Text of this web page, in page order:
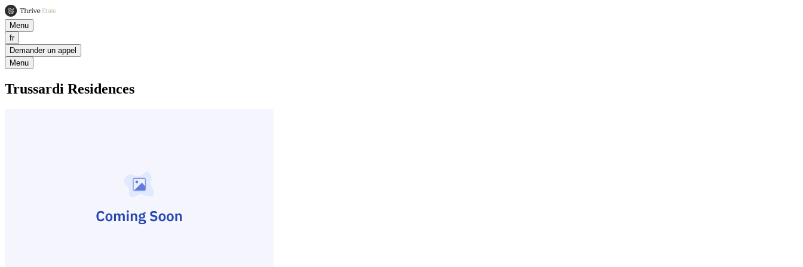
Menu
fr
Demander un appel
Menu
Trussardi Residences